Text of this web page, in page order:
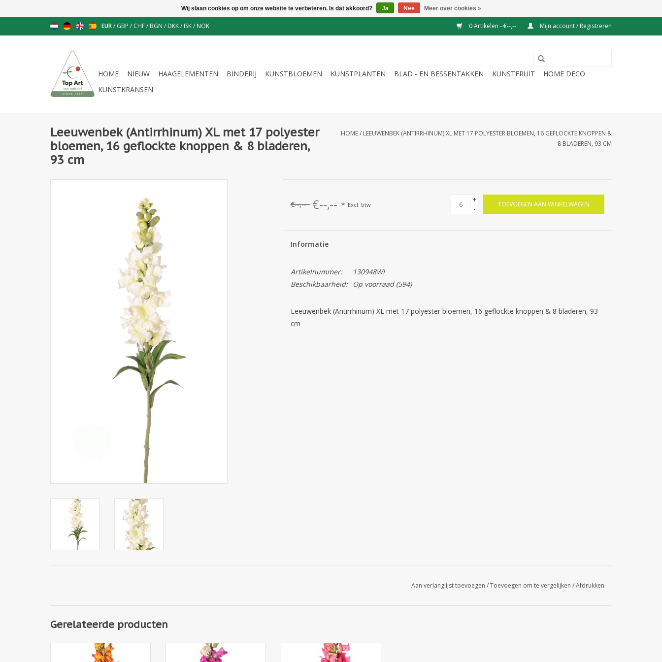
EUR/ GBP / CHF/ BGN / DKK/ ISK/ NOK 0 Artikelen - €--,-- Mijn account / Registreren
HOME NIEUW HAAGELEMENTEN BINDERIJ KUNSTBLOEMEN KUNSTPLANTEN BLAD - EN BESSENTAKKEN KUNSTFRUIT
HOME DECO
KUNSTKRANSEN
Leeuwenbek (Antirrhinum) XL met 17 polyester
bloemen, 16 geflockte knoppen & 8 bladeren,
93 cm
HOME/ LEEUWENBEK (ANTIRRHINUM) XL MET 17 POLYESTER BLOEMEN, 16 GEFLOCKTE KNOPPEN &
8 BLADEREN, 93 CM
€--,-- €--,-- * Excl. btw
+
-
TOEVOEGEN AAN WINKELWAGEN
Informatie
Artikelnummer:
130948WI
Beschikbaarheid:
Op voorraad(594)
Leeuwenbek (Antirrhinum) XL met 17 polyester bloemen, 16 geflockte knoppen & 8 bladeren, 93
cm
Aan verlanglijst toevoegen /Toevoegen om te vergelijken /Afdrukken
Gerelateerde producten
130948OR - Leeuwenbek
(Antirrhinum) XL met 17
130948PU - Leeuwenbek
(Antirrhinum) XL met 17
130948RS - Leeuwenbek
(Antirrhinum) XL met 17
Wij slaan cookies op om onze website te verbeteren. Is dat akkoord? Ja Nee Meer over cookies »